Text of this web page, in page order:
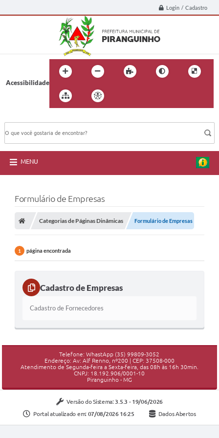
Login / Cadastro
Acessibilidade
MENU
Formulário de Empresas
Categorias de Páginas Dinâmicas Formulário de Empresas
1 página encontrada
Cadastro de Empresas
Cadastro de Fornecedores
Telefone: WhastApp (35) 99809-3052
Endereço: Av: Alf Renno, nº200 | CEP: 37508-000
Atendimento de Segunda-feira a Sexta-feira, das 08h às 16h 30min.
CNPJ: 18.192.906/0001-10
Piranguinho - MG
Versão do Sistema: 3.5.3 - 19/06/2026
Portal atualizado em: 07/08/2026 16:25 Dados Abertos